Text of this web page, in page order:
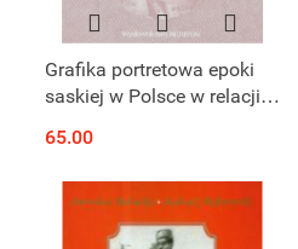
Grafika portretowa epoki
saskiej w Polsce w relacji z
europejską
65.00